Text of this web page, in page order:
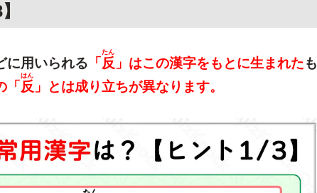
に用いられる 「反
たん
」はこの漢字をもとに生まれたも
「反
はん
」とは成り立ちが異なります。